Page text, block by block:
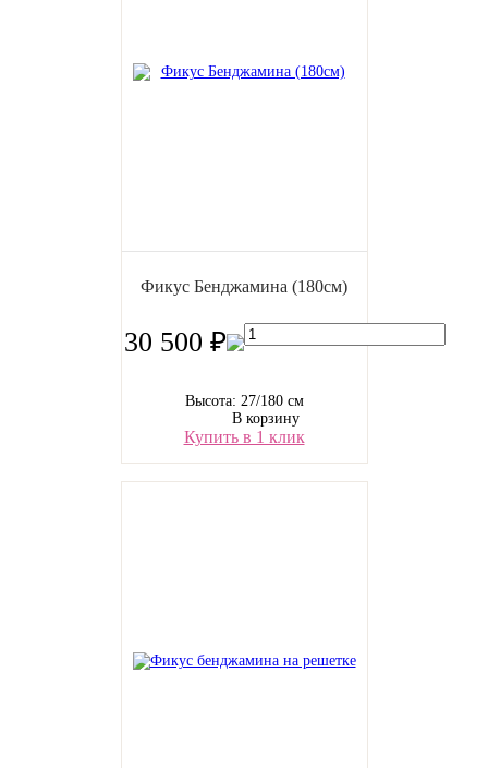
Фикус Бенджамина (180см)
30 500 ₽
Высота: 27/180 см
В корзину
Купить в 1 клик